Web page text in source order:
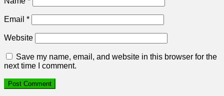
Email *
Website
Save my name, email, and website in this browser for the
next time I comment.